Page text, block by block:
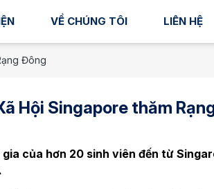
VỀ CHÚNG TÔI LIÊN HỆ
Đông
Hội Singapore thăm
của hơn 20 sinh viên đến từ